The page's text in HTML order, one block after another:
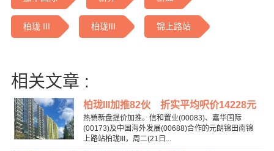
柏珑 III 柏珑III 锦上路站
相关文章 :
柏珑III加推82伙 折实平均呎价14228元
热销新盘提价加推。信和置业(00083)、嘉华国际
(00173)及中国海外发展(00688)合作的元朗锦田南锦
上路站柏珑III，周二(21日...